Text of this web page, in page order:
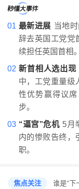
01 最新进展 当地
辞去英国工党党
续担任英国首相。
02 新首相人选出现
中，工党重量级
性优势赢得议
步。
03 “逼宫”危机 5月
内的惨败告终，
职。
焦点关注 谁是“下